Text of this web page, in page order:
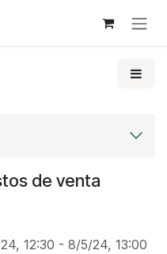
de venta
12:30 - 8/5/24, 13:00